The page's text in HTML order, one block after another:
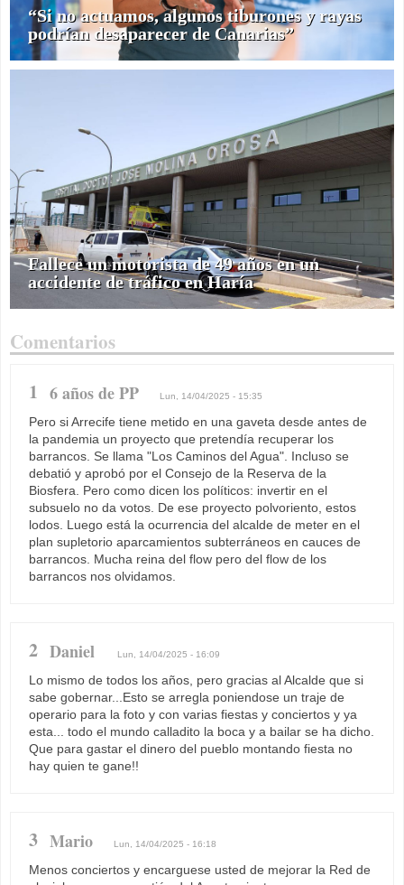
“Si no actuamos, algunos tiburones y rayas
podrían desaparecer de Canarias”
Fallece un motorista de 49 años en un
accidente de tráfico en Haría
Comentarios
1 6 años de PP Lun, 14/04/2025 - 15:35
Pero si Arrecife tiene metido en una gaveta desde antes de
la pandemia un proyecto que pretendía recuperar los
barrancos. Se llama "Los Caminos del Agua". Incluso se
debatió y aprobó por el Consejo de la Reserva de la
Biosfera. Pero como dicen los políticos: invertir en el
subsuelo no da votos. De ese proyecto polvoriento, estos
lodos. Luego está la ocurrencia del alcalde de meter en el
plan supletorio aparcamientos subterráneos en cauces de
barrancos. Mucha reina del flow pero del flow de los
barrancos nos olvidamos.
2 Daniel Lun, 14/04/2025 - 16:09
Lo mismo de todos los años, pero gracias al Alcalde que si
sabe gobernar...Esto se arregla poniendose un traje de
operario para la foto y con varias fiestas y conciertos y ya
esta... todo el mundo calladito la boca y a bailar se ha dicho.
Que para gastar el dinero del pueblo montando fiesta no
hay quien te gane!!
3 Mario Lun, 14/04/2025 - 16:18
Menos conciertos y encarguese usted de mejorar la Red de